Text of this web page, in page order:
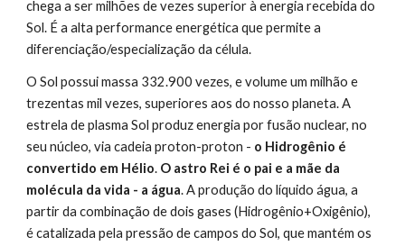
chega a ser milhões de vezes superior à energia recebida do
Sol. É a alta performance energética que permite a
diferenciação/especialização da célula.
O Sol possui massa 332.900 vezes, e volume um milhão e
trezentas mil vezes, superiores aos do nosso planeta. A
estrela de plasma Sol produz energia por fusão nuclear, no
seu núcleo, via cadeia proton-proton - o Hidrogênio é
convertido em Hélio. O astro Rei é o pai e a mãe da
molécula da vida - a água. A produção do líquido água, a
partir da combinação de dois gases (Hidrogênio+Oxigênio),
é catalizada pela pressão de campos do Sol, que mantém os